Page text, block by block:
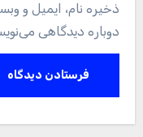
ذخیره نام، ایمیل و
دوباره دیدگاهی